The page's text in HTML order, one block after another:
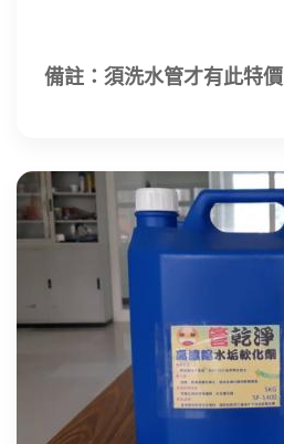
備註：須洗水管才有此特價